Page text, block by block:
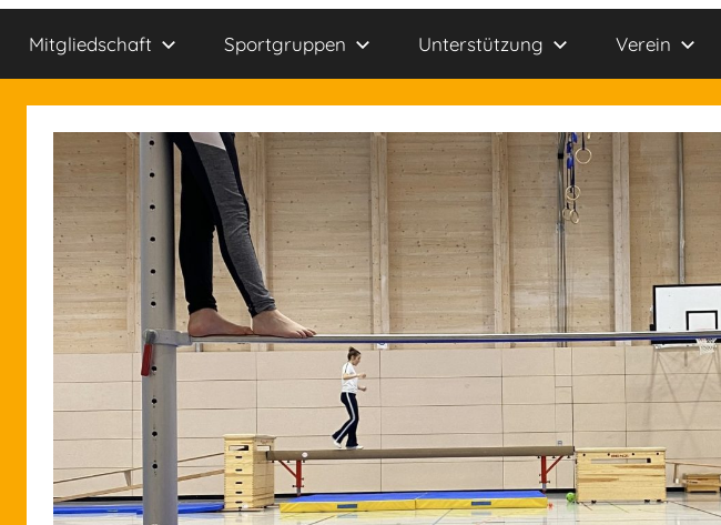
Mitgliedschaft Sportgruppen Unterstützung Verein